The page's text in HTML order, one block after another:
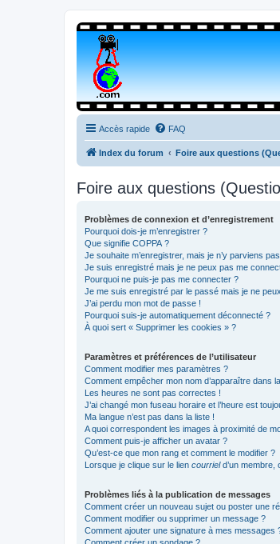
Accès rapide FAQ
Index du forum Foire aux questions
Foire aux questions
Problèmes de connexion et d’enregistrement
Pourquoi dois-je m’enregistrer ?
Que signifie COPPA ?
Je souhaite m’enregistrer, mais je n’y parviens
Je suis enregistré mais je ne peux pas me
Pourquoi ne puis-je pas me connecter ?
Je me suis enregistré par le passé mais je ne
J’ai perdu mon mot de passe !
Pourquoi suis-je automatiquement déconnecté ?
À quoi sert « Supprimer les cookies » ?
Paramètres et préférences de l’utilisateur
Comment modifier mes paramètres ?
Comment empêcher mon nom d’apparaître dans
Les heures ne sont pas correctes !
J’ai changé mon fuseau horaire et l’heure est
Ma langue n’est pas dans la liste !
A quoi correspondent les images à proximité de
Comment puis-je afficher un avatar ?
Qu’est-ce que mon rang et comment le modifier ?
Lorsque je clique sur le lien courrield’un membre,
Problèmes liés à la publication de messages
Comment créer un nouveau sujet ou poster une
Comment modifier ou supprimer un message ?
Comment ajouter une signature à mes messages